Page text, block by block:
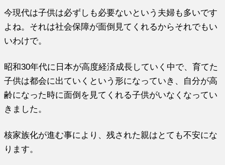
今現代は子供は必ずしも必要ないという夫婦も多いです
よね。それは社会保障が面倒見てくれるからそれでもい
いわけで。
昭和30年代に日本が高度経済成長していく中で、育てた
子供は都会に出ていくという形になっていき、自分が高
齢になった時に面倒を見てくれる子供がいなくなってい
きました。
核家族化が進む事により、残された親はとても不安にな
ります。